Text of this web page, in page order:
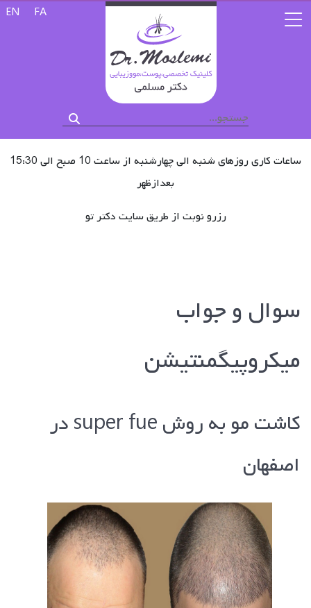
زبان خود
FA
EN
ساعات کاری روزهای شنبه الی چهارشنبه از ساعت 10 صبح الی 15:30
بعدازظهر
رزرو نوبت از طریق سایت دکتر تو
سوال و جواب
میکروپیگمنتیشن
کاشت مو به روش super fue در
اصفهان